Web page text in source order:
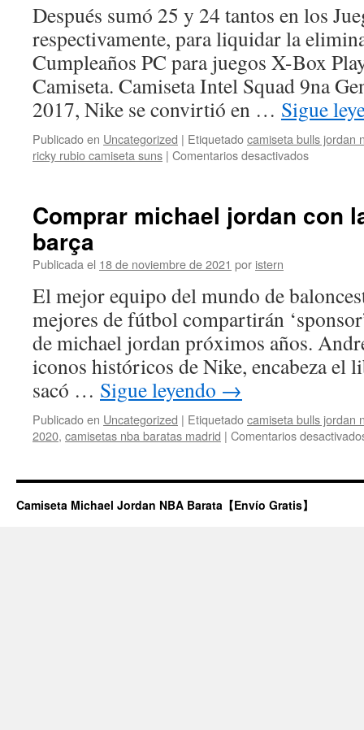
Después sumó 25 y 24 tantos en los
respectivamente, para liquidar la
Cumpleaños PC para juegos X-Box
Camiseta. Camiseta Intel Squad 9na
2017, Nike se convirtió en … Sigue
Publicado en Uncategorized | Etiquetadocamiseta bulls jordan
ricky rubio camiseta suns | Comentarios desactivadosen
jordan
Comprar michael jordan con
barça
Publicada el 18 de noviembre de 2021 por istern
El mejor equipo del mundo de
mejores de fútbol compartirán
de michael jordan próximos años.
iconos históricos de Nike, encabeza el
sacó … Sigue leyendo →
Publicado en Uncategorized | Etiquetadocamiseta bulls jordan
2020, camisetas nba baratas madrid | Comentarios
Camiseta Michael Jordan NBA Barata【Envío Gratis】